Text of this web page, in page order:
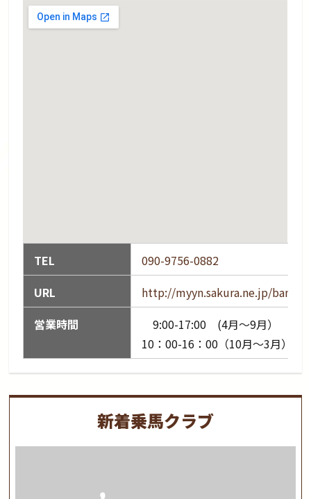
TEL
090-9756-0882
URL
http://myyn.sakura.ne.jp/
営業時間
9:00-17:00 (4月～9月）
10：00-16：00（10月～3月）
新着乗馬クラブ